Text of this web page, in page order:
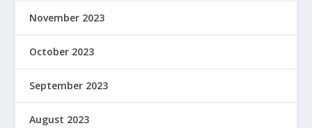
November 2023
October 2023
September 2023
August 2023